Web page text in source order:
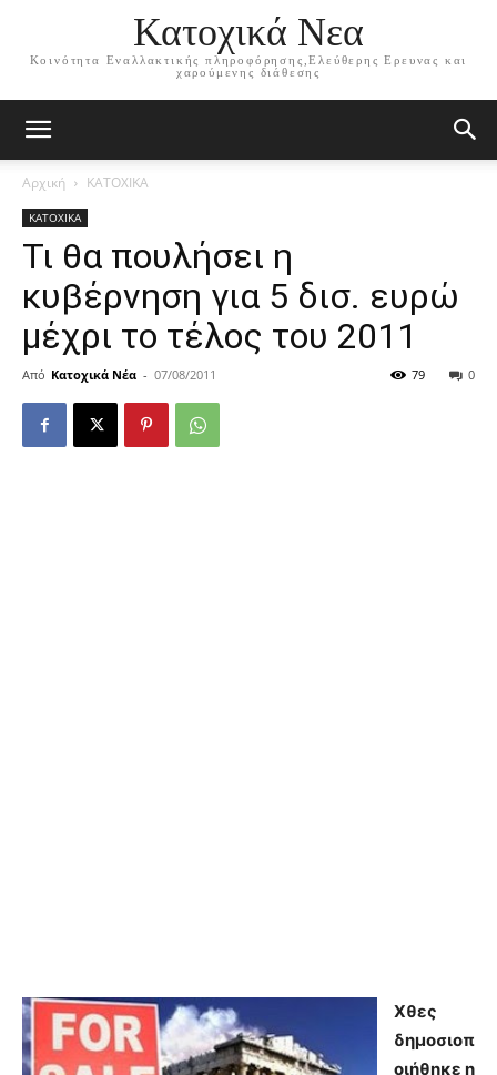
Κατοχικά Νεα
Κοινότητα Εναλλακτικής πληροφόρησης,Ελεύθερης Ερευνας και
χαρούμενης διάθεσης
Αρχική ΚΑΤΟΧΙΚΑ
ΚΑΤΟΧΙΚΑ
Τι θα πουλήσει η
κυβέρνηση για 5 δισ. ευρώ
μέχρι το τέλος του 2011
Από Κατοχικά Νέα - 07/08/2011 0
79
Χθες
δημοσιοπ
οιήθηκε η